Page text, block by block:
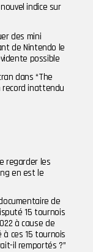
indice sur
des mini
de Nintendo le
possible
dans “The
record inattendu
regarder les
en est le
de
15 tournois
à cause de
à ces 15 tournois
il remportés ?”